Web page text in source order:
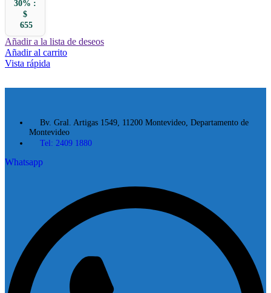
30% :
$
655
Añadir a la lista de deseos
Añadir al carrito
Vista rápida
Bv. Gral. Artigas 1549, 11200 Montevideo, Departamento de
Montevideo
Tel: 2409 1880
Whatsapp